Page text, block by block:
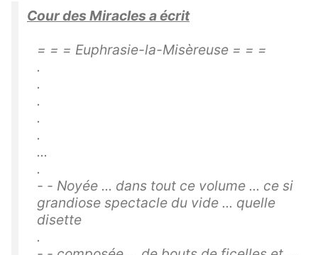
Cour des Miracles a écrit
= = = Euphrasie-la-Misèreuse = = =
.
.
.
.
.
...
.
- - Noyée ... dans tout ce volume ... ce si
grandiose spectacle du vide ... quelle
disette
.